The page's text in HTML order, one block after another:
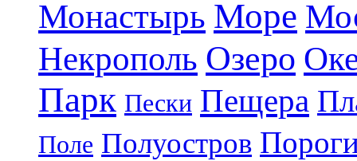
Монастырь Море
Некрополь Озеро
Парк Пески Пещера
Поле Полуостров